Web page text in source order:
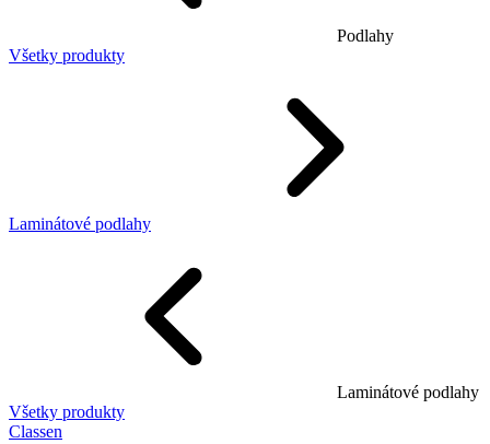
Podlahy
Všetky produkty
Laminátové podlahy
Laminátové podlahy
Všetky produkty
Classen